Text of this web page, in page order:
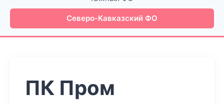
Северо-Кавказский ФО
ПК Пром